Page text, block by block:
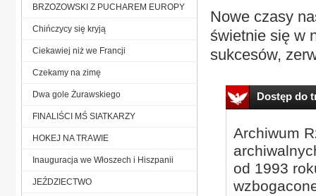
Nowe czasy
świetnie się w
sukcesów,
Dostęp do
Archiwum
od 1993
BRZOZOWSKI Z PUCHAREM EUROPY
Chińczycy się kryją
Ciekawiej niż we Francji
Czekamy na zimę
Dwa gole Żurawskiego
FINALIŚCI MŚ SIATKARZY
HOKEJ NA TRAWIE
Inauguracja we Włoszech i Hiszpanii
JEŹDZIECTWO